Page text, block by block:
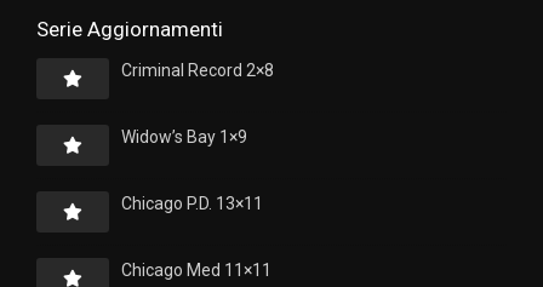
Serie Aggiornamenti
Criminal Record 2×8
Widow’s Bay 1×9
Chicago P.D. 13×11
Chicago Med 11×11